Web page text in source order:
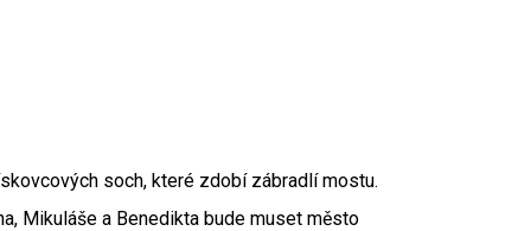
soch, které zdobí zábradlí mostu.
Mikuláše a Benedikta bude muset město